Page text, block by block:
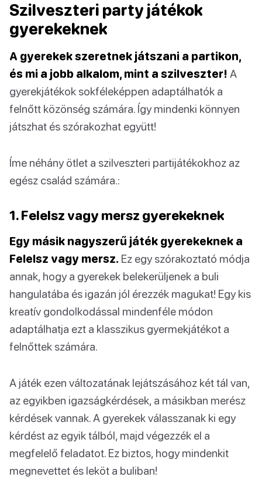
Szilveszteri party játékok
gyerekeknek
A gyerekek szeretnek játszani a partikon,
és mi a jobb alkalom, mint a szilveszter! A
gyerekjátékok sokféleképpen adaptálhatók a
felnőtt közönség számára. Így mindenki könnyen
játszhat és szórakozhat együtt!
Íme néhány ötlet a szilveszteri partijátékokhoz az
egész család számára.:
1. Felelsz vagy mersz gyerekeknek
Egy másik nagyszerű játék gyerekeknek a
Felelsz vagy mersz. Ez egy szórakoztató módja
annak, hogy a gyerekek belekerüljenek a buli
hangulatába és igazán jól érezzék magukat! Egy kis
kreatív gondolkodással mindenféle módon
adaptálhatja ezt a klasszikus gyermekjátékot a
felnőttek számára.
A játék ezen változatának lejátszásához két tál van,
az egyikben igazságkérdések, a másikban merész
kérdések vannak. A gyerekek válasszanak ki egy
kérdést az egyik tálból, majd végezzék el a
megfelelő feladatot. Ez biztos, hogy mindenkit
megnevettet és leköt a buliban!